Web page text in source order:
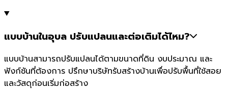
แบบบ้านในอุบล ปรับแปลนและต่อเติมได้ไหม?
แบบบ้านสามารถปรับแปลนได้ตามขนาดที่ดิน งบประมาณ และ
ฟังก์ชันที่ต้องการ ปรึกษาบริษัทรับสร้างบ้านเพื่อปรับพื้นที่ใช้สอย
และวัสดุก่อนเริ่มก่อสร้าง